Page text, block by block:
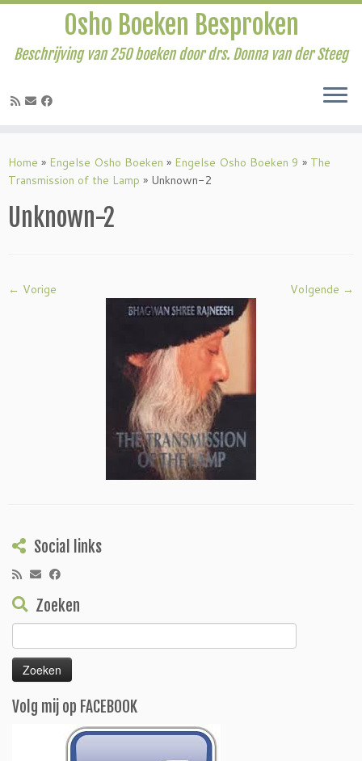
naar
inhoud
Osho Boeken Besproken
Beschrijving van 250 boeken door drs. Donna van der Steeg
Home » Engelse Osho Boeken » Engelse Osho Boeken 9 » The
Transmission of the Lamp » Unknown-2
Unknown-2
← Vorige Volgende →
Social links
Zoeken
naar:
Volg mij op FACEBOOK